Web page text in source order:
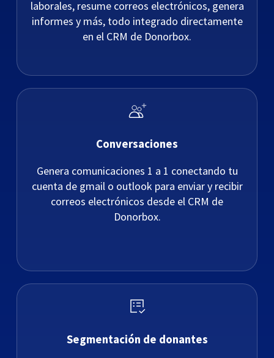
laborales, resume correos electrónicos, genera
informes y más, todo integrado directamente
en el CRM de Donorbox.
Conversaciones
Genera comunicaciones 1 a 1 conectando tu
cuenta de gmail o outlook para enviar y recibir
correos electrónicos desde el CRM de
Donorbox.
Segmentación de donantes